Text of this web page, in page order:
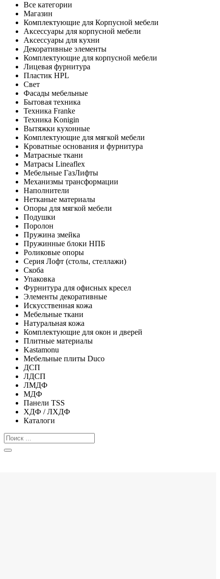
Все категории
Магазин
Комплектующие для Корпусной мебели
Аксессуары для корпусной мебели
Аксессуары для кухни
Декоративные элементы
Комплектующие для корпусной мебели
Лицевая фурнитура
Пластик HPL
Свет
Фасады мебельные
Бытовая техника
Техника Franke
Техника Konigin
Вытяжки кухонные
Комплектующие для мягкой мебели
Кроватные основания и фурнитура
Матрасные ткани
Матрасы Lineaflex
Мебельные ГазЛифты
Механизмы трансформации
Наполнители
Нетканые материалы
Опоры для мягкой мебели
Подушки
Поролон
Пружина змейка
Пружинные блоки НПБ
Роликовые опоры
Серия Лофт (столы, стеллажи)
Скоба
Упаковка
Фурнитура для офисных кресел
Элементы декоративные
Искусственная кожа
Мебельные ткани
Натуральная кожа
Комплектующие для окон и дверей
Плитные материалы
Kastamonu
Мебельные плиты Duco
ДСП
ЛДСП
ЛМДФ
МДФ
Панели TSS
ХДФ / ЛХДФ
Каталоги